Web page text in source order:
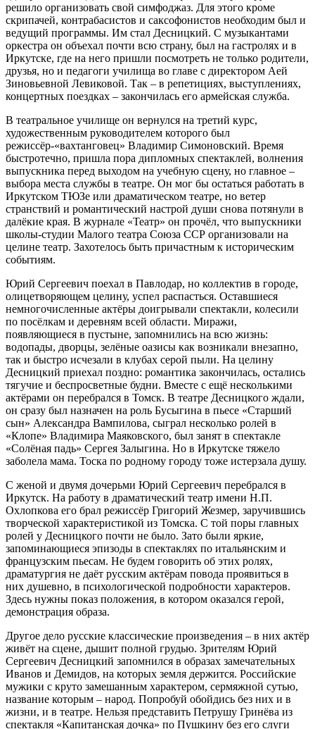
решило организовать свой симфоджаз. Для этого кроме
скрипачей, контрабасистов и саксофонистов необходим был и
ведущий программы. Им стал Десницкий. С музыкантами
оркестра он объехал почти всю страну, был на гастролях и в
Иркутске, где на него пришли посмотреть не только родители,
друзья, но и педагоги училища во главе с директором Аей
Зиновьевной Левиковой. Так – в репетициях, выступлениях,
концертных поездках – закончилась его армейская служба.
В театральное училище он вернулся на третий курс,
художественным руководителем которого был
режиссёр-«вахтанговец» Владимир Симоновский. Время
быстротечно, пришла пора дипломных спектаклей, волнения
выпускника перед выходом на учебную сцену, но главное –
выбора места службы в театре. Он мог бы остаться работать в
Иркутском ТЮЗе или драматическом театре, но ветер
странствий и романтический настрой души снова потянули в
далёкие края. В журнале «Театр» он прочёл, что выпускники
школы-студии Малого театра Союза ССР организовали на
целине театр. Захотелось быть причастным к историческим
событиям.
Юрий Сергеевич поехал в Павлодар, но коллектив в городе,
олицетворяющем целину, успел распасться. Оставшиеся
немногочисленные актёры доигрывали спектакли, колесили
по посёлкам и деревням всей области. Миражи,
появляющиеся в пустыне, запомнились на всю жизнь:
водопады, дворцы, зелёные оазисы как возникали внезапно,
так и быстро исчезали в клубах серой пыли. На целину
Десницкий приехал поздно: романтика закончилась, остались
тягучие и беспросветные будни. Вместе с ещё несколькими
актёрами он перебрался в Томск. В театре Десницкого ждали,
он сразу был назначен на роль Бусыгина в пьесе «Старший
сын» Александра Вампилова, сыграл несколько ролей в
«Клопе» Владимира Маяковского, был занят в спектакле
«Солёная падь» Сергея Залыгина. Но в Иркутске тяжело
заболела мама. Тоска по родному городу тоже истерзала душу.
С женой и двумя дочерьми Юрий Сергеевич перебрался в
Иркутск. На работу в драматический театр имени Н.П.
Охлопкова его брал режиссёр Григорий Жезмер, заручившись
творческой характеристикой из Томска. С той поры главных
ролей у Десницкого почти не было. Зато были яркие,
запоминающиеся эпизоды в спектаклях по итальянским и
французским пьесам. Не будем говорить об этих ролях,
драматургия не даёт русским актёрам повода проявиться в
них душевно, в психологической подробности характеров.
Здесь нужны показ положения, в котором оказался герой,
демонстрация образа.
Другое дело русские классические произведения – в них актёр
живёт на сцене, дышит полной грудью. Зрителям Юрий
Сергеевич Десницкий запомнился в образах замечательных
Иванов и Демидов, на которых земля держится. Российские
мужики с круто замешанным характером, сермяжной сутью,
название которым – народ. Попробуй обойдись без них и в
жизни, и в театре. Нельзя представить Петрушу Гринёва из
спектакля «Капитанская дочка» по Пушкину без его слуги